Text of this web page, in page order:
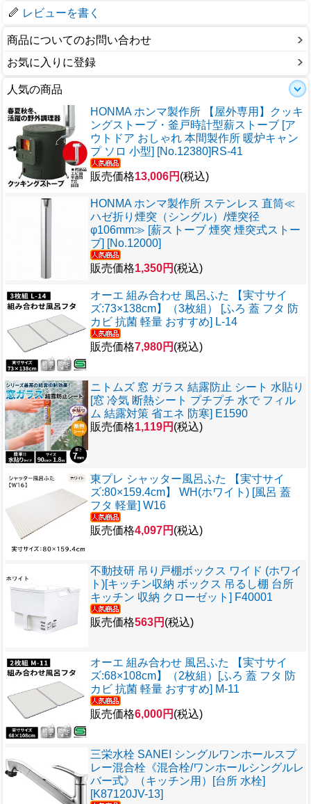
レビューを書く
商品についてのお問い合わせ
お気に入りに登録
人気の商品
HONMA ホンマ製作所 【屋外専用】クッキ
ングストーブ・釜戸時計型薪ストーブ [ア
ウトドア おしゃれ 本間製作所 暖炉キャン
プ ソロ 小型] [No.12380]RS-41
販売価格13,006円 (税込)
HONMA ホンマ製作所 ステンレス 直筒≪
ハゼ折り煙突（シングル）/煙突径
φ106mm≫ [薪ストーブ 煙突 煙突式ストー
ブ] [No.12000]
販売価格1,350円 (税込)
オーエ 組み合わせ 風呂ふた 【実寸サイ
ズ:73×138cm】（3枚組） [ふろ 蓋 フタ 防
カビ 抗菌 軽量 おすすめ] L-14
販売価格7,980円 (税込)
ニトムズ 窓 ガラス 結露防止 シート 水貼り
[窓 冷気 断熱シート プチプチ 水で フィル
ム 結露対策 省エネ 防寒] E1590
販売価格1,119円 (税込)
東プレ シャッター風呂ふた 【実寸サイ
ズ:80×159.4cm】 WH(ホワイト) [風呂 蓋
フタ 軽量] W16
販売価格4,097円 (税込)
不動技研 吊り戸棚ボックス ワイド (ホワイ
ト)[キッチン収納 ボックス 吊るし棚 台所
キッチン 収納 クローゼット] F40001
販売価格563円 (税込)
オーエ 組み合わせ 風呂ふた 【実寸サイ
ズ:68×108cm】（2枚組）[ふろ 蓋 フタ 防
カビ 抗菌 軽量 おすすめ] M-11
販売価格6,000円 (税込)
三栄水栓 SANEI シングルワンホールスプ
レー混合栓《混合栓/ワンホールシングルレ
バー式》（キッチン用）[台所 水栓]
[K87120JV-13]